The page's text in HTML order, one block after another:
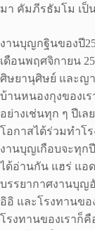
มา คัมภีรธัมโม เป็
งานบุญกฐินของปี
เดือนพฤศจิกายน
ศิษยานุศิษย์ และญ
บ้านหนองกุงของเ
อย่างเช่นทุก ๆ ปีเ
โอกาสได้ร่วมทำโ
งานบุญเกือบจะทุก
ได้อ่านกัน แฮร่ แอ
บรรยากาศงานบุญ
อิอิ และโรงทานข
โรงทานของเราก็คื